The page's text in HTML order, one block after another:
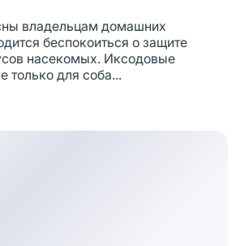
владельцам домашних
беспокоиться о защите
насекомых. Иксодовые
только для соба...